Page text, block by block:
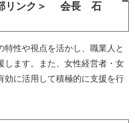
リンク＞
会長 石
性や視点を活かし、職業人と
します。また、女性経営者・女
効に活用して積極的に支援を行